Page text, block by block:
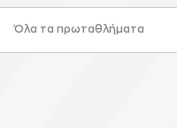
Όλα τα πρωταθλήματα